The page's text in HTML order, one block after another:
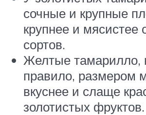
сочные и крупные
крупнее и мясистее
сортов.
Желтые тамарилло,
правило, размером
вкуснее и слаще
золотистых фруктов.